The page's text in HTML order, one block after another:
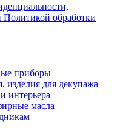
Политикой обработки
приборы
изделия для декупажа
интерьера
масла